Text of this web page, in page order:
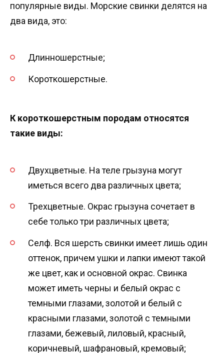
популярные виды. Морские свинки делятся на
два вида, это:
Длинношерстные;
Короткошерстные.
К короткошерстным породам относятся
такие виды:
Двухцветные. На теле грызуна могут
иметься всего два различных цвета;
Трехцветные. Окрас грызуна сочетает в
себе только три различных цвета;
Селф. Вся шерсть свинки имеет лишь один
оттенок, причем ушки и лапки имеют такой
же цвет, как и основной окрас. Свинка
может иметь черны и белый окрас с
темными глазами, золотой и белый с
красными глазами, золотой с темными
глазами, бежевый, лиловый, красный,
коричневый, шафрановый, кремовый;